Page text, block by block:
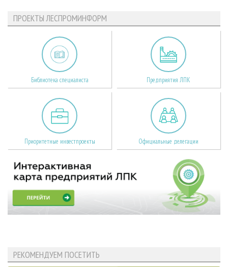
ПРОЕКТЫ ЛЕСПРОМИНФОРМ
Библиотека специалиста Предприятия ЛПК
Приоритетные инвестпроекты Официальные делегации
РЕКОМЕНДУЕМ ПОСЕТИТЬ